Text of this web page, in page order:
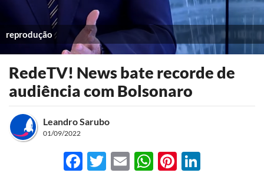
reprodução
RedeTV! News bate recorde de
audiência com Bolsonaro
Leandro Sarubo
01/09/2022
Facebook
Twitter
EmailWhatsApp
Pinterest